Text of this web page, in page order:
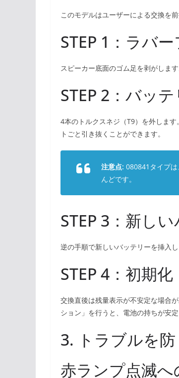
このモデルはユーザーによる交換を
STEP 1：ラバ
スピーカー底面のゴム足を剥がしま
STEP 2：バッ
4本のトルクスネジ（T9）を外しま
トごと引き抜くことができます。
注意点: 080841タイプ
んどです。
STEP 3：新し
逆の手順で新しいバッテリーを挿入し
STEP 4：初期
交換直後は残量表示が不安定な場合
ション」を行うと、電池の持ちが安定
3. トラブルを
赤ランプ点滅へ